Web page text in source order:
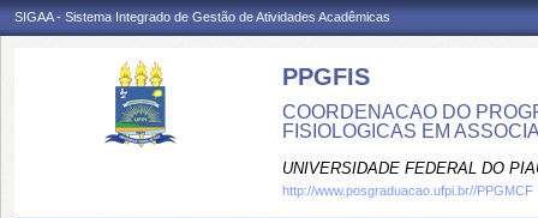
SIGAA - Sistema Integrado de Gestão de Atividades Acadêmicas
PPGFIS
COORDENACAO DO
FISIOLOGICAS EM
UNIVERSIDADE FEDERAL DO
http://www.posgraduacao.ufpi.br//PPGMCF